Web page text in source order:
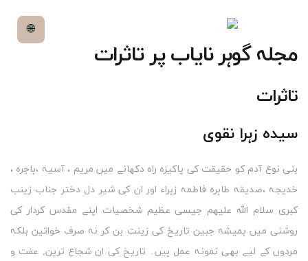
🌐
مجلہ گوہر نایاب پر تاثرات
تاثرات
سیدہ زہرا نقوی
بنی نوع آدم کو حقیقت کی پاکیزہ راہ دکھانے میں مریم ، آسیہ ،ہاجرہ ،
خدیجہ ،صدیقہ طاہرہ فاطمہ زہراء اور ان کی شیر دل دختر جناب زینب
کبری سلام اللہ علیھم جیسی عظیم شخصیات اپنے مقدس کردار کی
روشنی میں ہمیشہ جبین تاریخ کی زینت بن کر نہ صرف خواتین بلکہ
مردوں کے لیے بھی نمونہ عمل ہیں۔ تاریخ کی ان شجاع ترین, عفت و